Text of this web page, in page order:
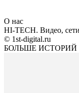
О нас
HI-TECH. Видео,
© 1st-digital.ru
БОЛЬШЕ ИСТОРИЙ